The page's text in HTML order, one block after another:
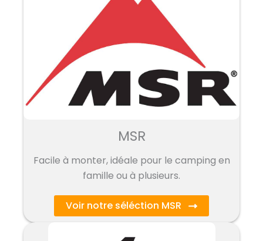
MSR
Facile à monter, idéale pour le camping en
famille ou à plusieurs.
Voir notre séléction MSR